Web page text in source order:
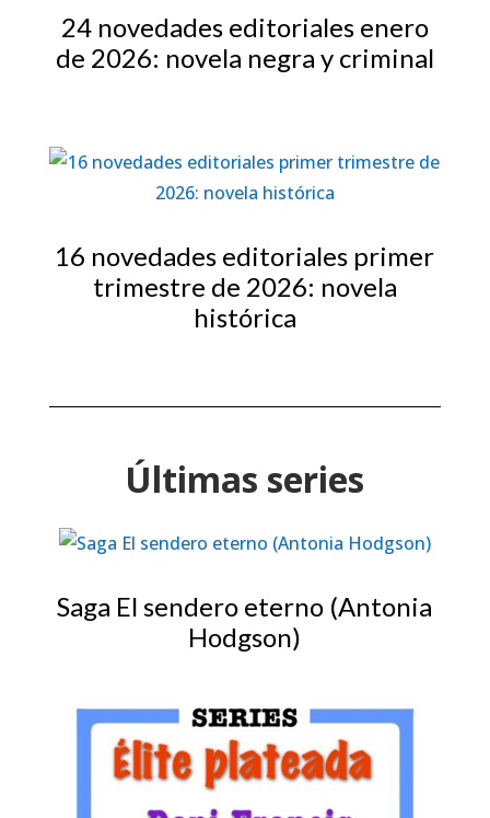
24 novedades editoriales enero
de 2026: novela negra y criminal
16 novedades editoriales primer
trimestre de 2026: novela
histórica
Últimas series
Saga El sendero eterno (Antonia
Hodgson)